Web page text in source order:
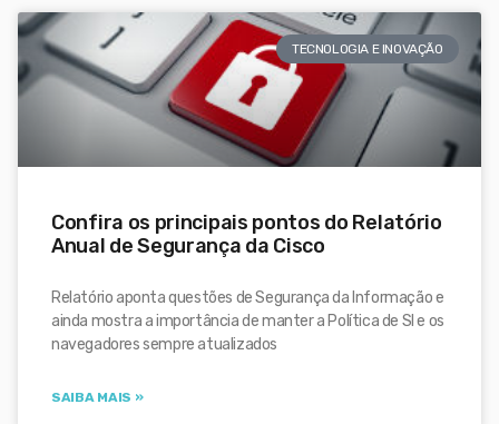
TECNOLOGIA E INOVAÇÃO
Confira os principais pontos do Relatório
Anual de Segurança da Cisco
Relatório aponta questões de Segurança da Informação e
ainda mostra a importância de manter a Política de SI e os
navegadores sempre atualizados
SAIBA MAIS »